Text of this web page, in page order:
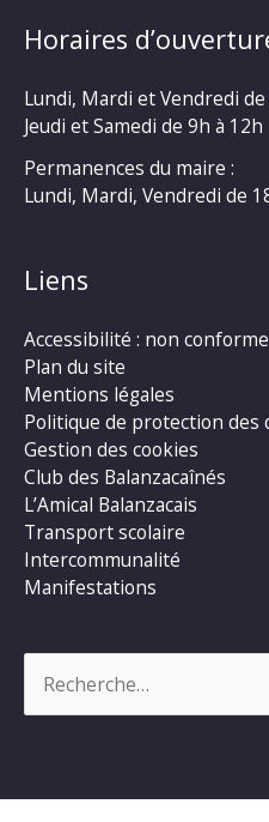
Horaires
Lundi, Mardi et Vendredi
Jeudi et Samedi de 9h à 12h
Permanences du maire :
Lundi, Mardi, Vendredi de
Liens
Accessibilité : non conforme
Plan du site
Mentions légales
Politique de protection des
Gestion des cookies
Club des Balanzacaînés
L’Amical Balanzacais
Transport scolaire
Intercommunalité
Manifestations